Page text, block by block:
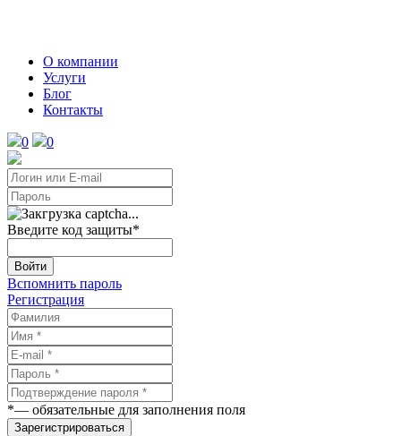
О компании
Услуги
Блог
Контакты
0 0
Введите код защиты*
Войти
Вспомнить пароль
Регистрация
*— обязательные для заполнения поля
Зарегистрироваться